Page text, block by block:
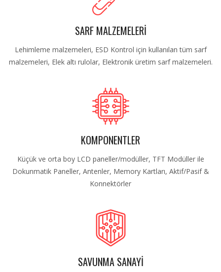
SARF MALZEMELERİ
Lehimleme malzemeleri, ESD Kontrol için kullanılan tüm sarf
malzemeleri, Elek altı rulolar, Elektronik üretim sarf malzemeleri.
KOMPONENTLER
Küçük ve orta boy LCD paneller/modüller, TFT Modüller ile
Dokunmatik Paneller, Antenler, Memory Kartları, Aktif/Pasif &
Konnektörler
SAVUNMA SANAYİ